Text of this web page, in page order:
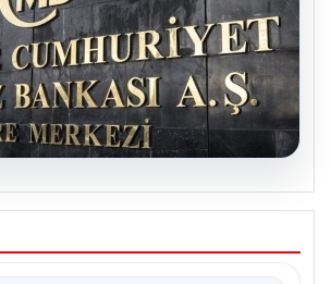
faiz kararı ne zaman?
nisan ayı faiz beklentisi